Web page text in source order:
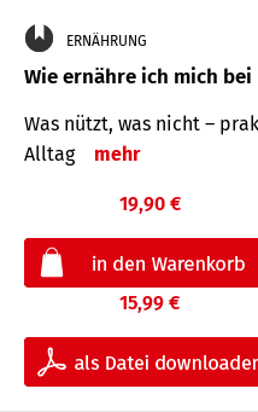
ERNÄHRUNG
Wie ernähre ich mich bei
Was nützt, was nicht –
Alltag
mehr
19,90 €
15,99 €